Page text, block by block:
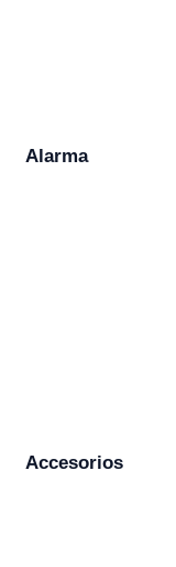
Alarma
Accesorios